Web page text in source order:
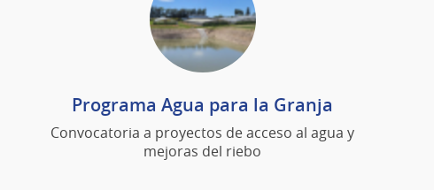
Programa Agua para la Granja
Convocatoria a proyectos de acceso al agua y
mejoras del riebo